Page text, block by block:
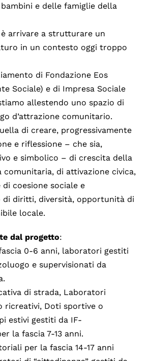
e delle famiglie della
arrivare a strutturare un
in un contesto oggi troppo
di Fondazione Eos
Sociale) e di Impresa Sociale
allestendo uno spazio di
d’attrazione comunitario.
di creare, progressivamente
e riflessione – che sia,
e simbolico – di crescita della
comunitaria, di attivazione civica,
coesione sociale e
di diritti, diversità, opportunità di
locale.
dal progetto:
0-6 anni, laboratori gestiti
e supervisionati da
di strada, Laboratori
ricreativi, Doti sportive o
estivi gestiti da IF-
la fascia 7-13 anni.
per la fascia 14-17 anni